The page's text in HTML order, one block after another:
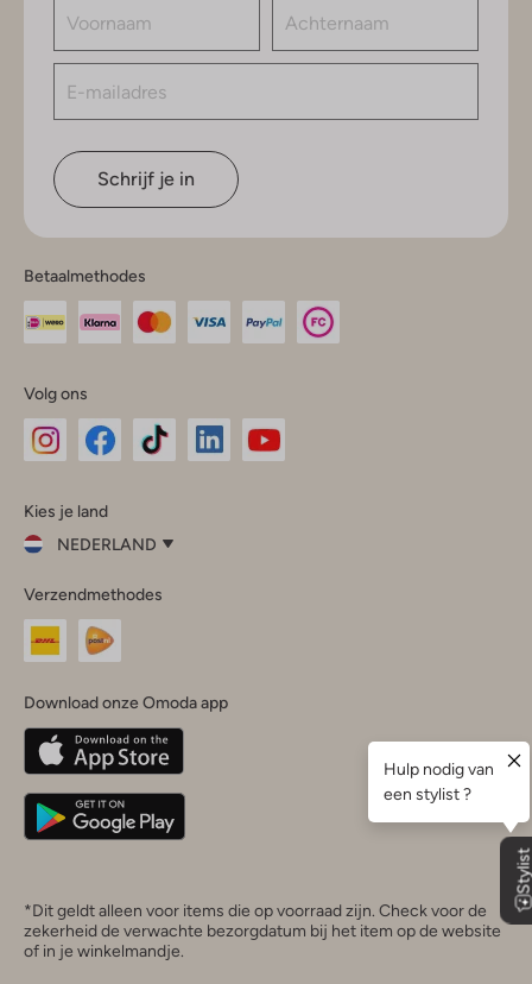
Schrijf je in
Betaalmethodes
Volg ons
InstagramFacebook
Kies je land
NEDERLAND
je
land
Nederland
Belgique(Français)
Deutschland
Verzendmethodes
Download onze Omoda app
*Dit geldt alleen voor items die op voorraad zijn. Check voor de
zekerheid de verwachte bezorgdatum bij het item op de website
of in je winkelmandje.